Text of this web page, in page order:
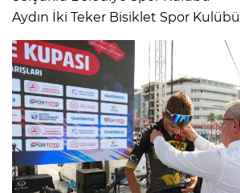
Aydın İki Teker Bisiklet Spor Kulübü